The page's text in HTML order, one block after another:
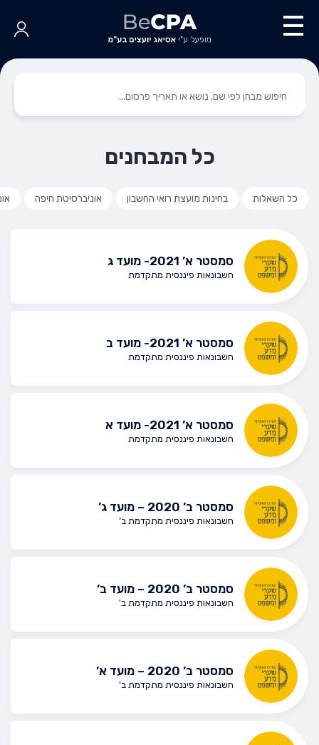
כל המבחנים
כל השאלות בחינות מועצת רואי החשבון אוניברסיטת חיפה
סמסטר א’ 2021- מועד ג
חשבונאות פיננסית מתקדמת
סמסטר א’ 2021- מועד ב
חשבונאות פיננסית מתקדמת
סמסטר א’ 2021- מועד א
חשבונאות פיננסית מתקדמת
סמסטר ב’ 2020 – מועד ג’
חשבונאות פיננסית מתקדמת ב'
סמסטר ב’ 2020 – מועד ב’
חשבונאות פיננסית מתקדמת ב'
סמסטר ב’ 2020 – מועד א’
חשבונאות פיננסית מתקדמת ב'